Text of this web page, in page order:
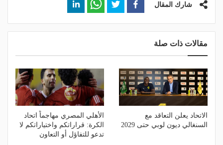
شارك المقال
مقالات ذات صلة
الاتحاد يعلن التعاقد مع
السنغالي ديون لوبي حتى 2029
الأهلي المصري مهاجماً اتحاد
الكرة: قراراتكم واختياراتكم لا
تدعو للتفاؤل أو التعاون